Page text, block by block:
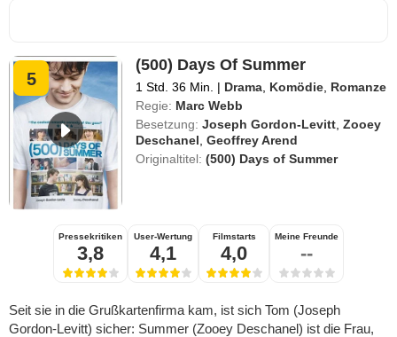
5
(500) Days Of Summer
1 Std. 36 Min. | Drama Komödie Romanze
Regie: Marc Webb
Besetzung: Joseph Gordon-Levitt ,Zooey
Deschanel ,Geoffrey Arend
Originaltitel:(500) Days of Summer
Pressekritiken
3,8
User-Wertung
4,1
Filmstarts
4,0
Meine Freunde
--
Seit sie in die Grußkartenfirma kam, ist sich Tom (Joseph
Gordon-Levitt) sicher: Summer (Zooey Deschanel) ist die Frau,